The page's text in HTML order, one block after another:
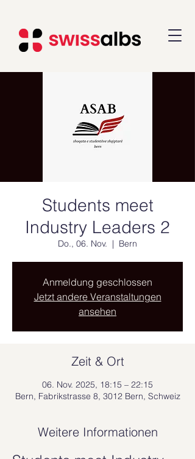
Students meet
Industry Leaders 2
Do., 06. Nov.
  |
Bern
Anmeldung geschlossen
Jetzt andere Veranstaltungen
ansehen
Zeit & Ort
06. Nov. 2025, 18:15 – 22:15
Bern, Fabrikstrasse 8, 3012 Bern, Schweiz
Weitere Informationen